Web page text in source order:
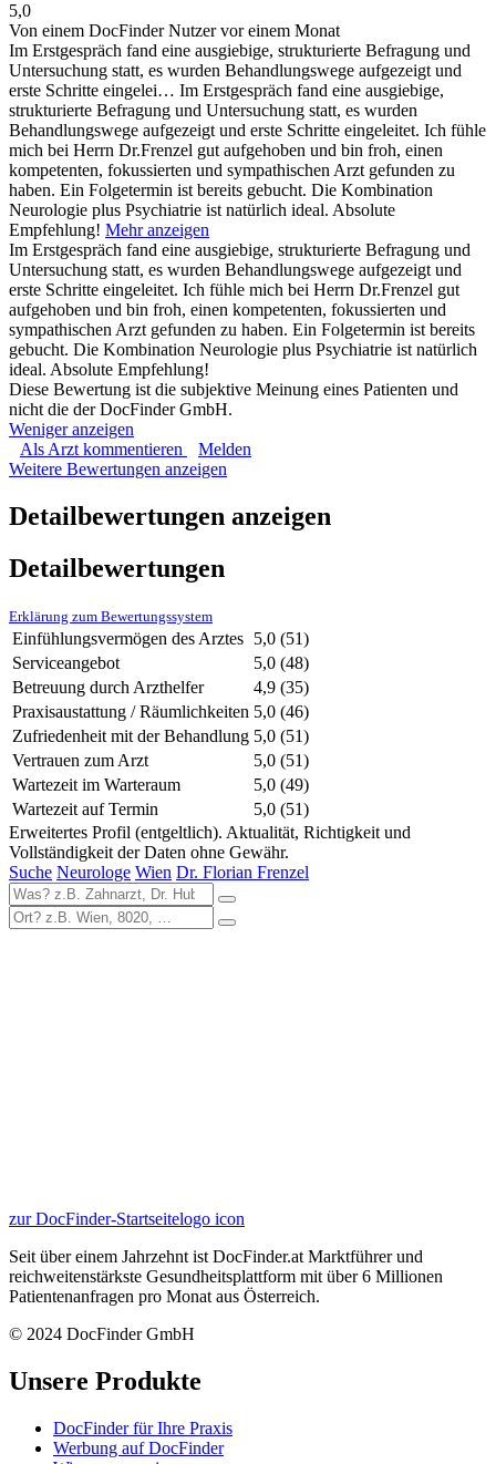
5,0
Von einem DocFinder Nutzervor einem Monat
Im Erstgespräch fand eine ausgiebige, strukturierte Befragung und
Untersuchung statt, es wurden Behandlungswege aufgezeigt und
erste Schritte eingelei… Im Erstgespräch fand eine ausgiebige,
strukturierte Befragung und Untersuchung statt, es wurden
Behandlungswege aufgezeigt und erste Schritte eingeleitet. Ich fühle
mich bei Herrn Dr.Frenzel gut aufgehoben und bin froh, einen
kompetenten, fokussierten und sympathischen Arzt gefunden zu
haben. Ein Folgetermin ist bereits gebucht. Die Kombination
Neurologie plus Psychiatrie ist natürlich ideal. Absolute
Empfehlung! Mehr anzeigen
Im Erstgespräch fand eine ausgiebige, strukturierte Befragung und
Untersuchung statt, es wurden Behandlungswege aufgezeigt und
erste Schritte eingeleitet. Ich fühle mich bei Herrn Dr.Frenzel gut
aufgehoben und bin froh, einen kompetenten, fokussierten und
sympathischen Arzt gefunden zu haben. Ein Folgetermin ist bereits
gebucht. Die Kombination Neurologie plus Psychiatrie ist natürlich
ideal. Absolute Empfehlung!
Diese Bewertung ist die subjektive Meinung eines Patienten und
nicht die der DocFinder GmbH.
Weniger anzeigen
Als Arzt kommentieren
Melden
Weitere Bewertungen anzeigen
Detailbewertungen anzeigen
Detailbewertungen
Erklärung zum Bewertungssystem
Einfühlungsvermögen des Arztes 5,0 (51)
Serviceangebot
5,0 (48)
Betreuung durch Arzthelfer
4,9 (35)
Praxisaustattung / Räumlichkeiten 5,0 (46)
Zufriedenheit mit der Behandlung 5,0 (51)
Vertrauen zum Arzt
5,0 (51)
Wartezeit im Warteraum
5,0 (49)
Wartezeit auf Termin
5,0 (51)
Erweitertes Profil (entgeltlich). Aktualität, Richtigkeit und
Vollständigkeit der Daten ohne Gewähr.
Suche Neurologe Wien Dr. Florian Frenzel
zur DocFinder-Startseitelogo icon
Seit über einem Jahrzehnt ist DocFinder.at Marktführer und
reichweitenstärkste Gesundheitsplattform mit über 6 Millionen
Patientenanfragen pro Monat aus Österreich.
© 2024 DocFinder GmbH
Unsere Produkte
DocFinder für Ihre Praxis
Werbung auf DocFinder